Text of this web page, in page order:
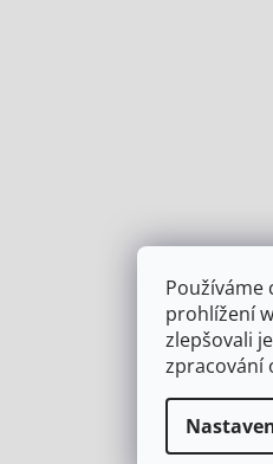
Používáme
prohlížení
zlepšovali
zpracování